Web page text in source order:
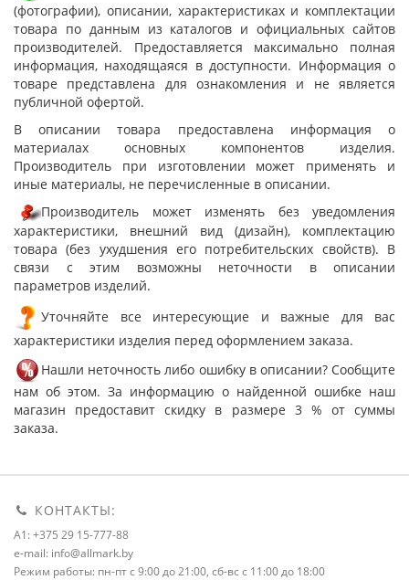
(фотографии), описании, характеристиках и комплектации
товара по данным из каталогов и официальных сайтов
производителей. Предоставляется максимально полная
информация, находящаяся в доступности. Информация о
товаре представлена для ознакомления и не является
публичной офертой.
В описании товара предоставлена информация о
материалах основных компонентов изделия.
Производитель при изготовлении может применять и
иные материалы, не перечисленные в описании.
Производитель может изменять без уведомления
характеристики, внешний вид (дизайн), комплектацию
товара (без ухудшения его потребительских свойств). В
связи с этим возможны неточности в описании
параметров изделий.
Уточняйте все интересующие и важные для вас
характеристики изделия перед оформлением заказа.
Нашли неточность либо ошибку в описании? Сообщите
нам об этом. За информацию о найденной ошибке наш
магазин предоставит скидку в размере 3 % от суммы
заказа.
КОНТАКТЫ:
A1: +375 29 15-777-88
e-mail: info@allmark.by
Режим работы: пн-пт с 9:00 до 21:00, сб-вс с 11:00 до 18:00